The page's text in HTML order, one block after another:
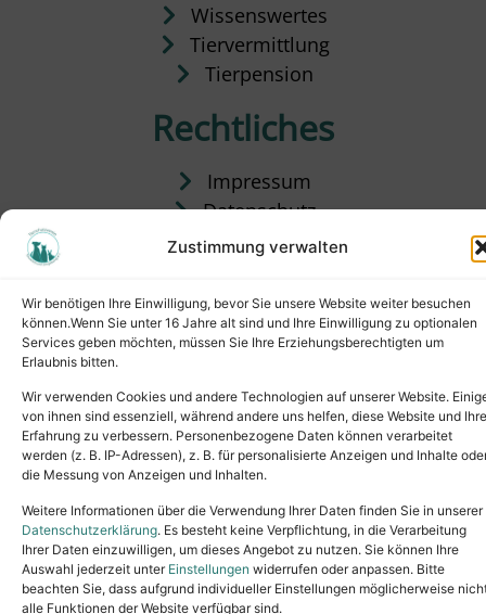
Zustimmung verwalten
Wir benötigen Ihre Einwilligung, bevor Sie unsere Website weiter besuchen
können.Wenn Sie unter 16 Jahre alt sind und Ihre Einwilligung zu optionalen
Services geben möchten, müssen Sie Ihre Erziehungsberechtigten um
Erlaubnis bitten.
Wir verwenden Cookies und andere Technologien auf unserer Website.
von ihnen sind essenziell, während andere uns helfen, diese Website und Ihre
Erfahrung zu verbessern. Personenbezogene Daten können verarbeitet
werden (z. B. IP-Adressen), z. B. für personalisierte Anzeigen und Inhalte
die Messung von Anzeigen und Inhalten.
Weitere Informationen über die Verwendung Ihrer Daten finden Sie in unserer
Datenschutzerklärung. Es besteht keine Verpflichtung, in die Verarbeitung
Ihrer Daten einzuwilligen, um dieses Angebot zu nutzen. Sie können Ihre
Auswahl jederzeit unter Einstellungen widerrufen oder anpassen. Bitte
beachten Sie, dass aufgrund individueller Einstellungen möglicherweise
alle Funktionen der Website verfügbar sind.
Wissenswertes
Tiervermittlung
Tierpension
Rechtliches
Impressum
Datenschutz
Satzung
Copyright © 2024. All rights reserved.
Tel.: (02631) 55356buero@tierheim-neuwied.de
Ludwigshof 1, 56567 Neuwied